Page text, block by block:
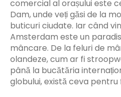
comercial al orașului este
Dam, unde veți găsi de la
buticuri ciudate. Iar când
Amsterdam este un
mâncare. De la feluri de
olandeze, cum ar fi
până la bucătăria
globului, există ceva pentru